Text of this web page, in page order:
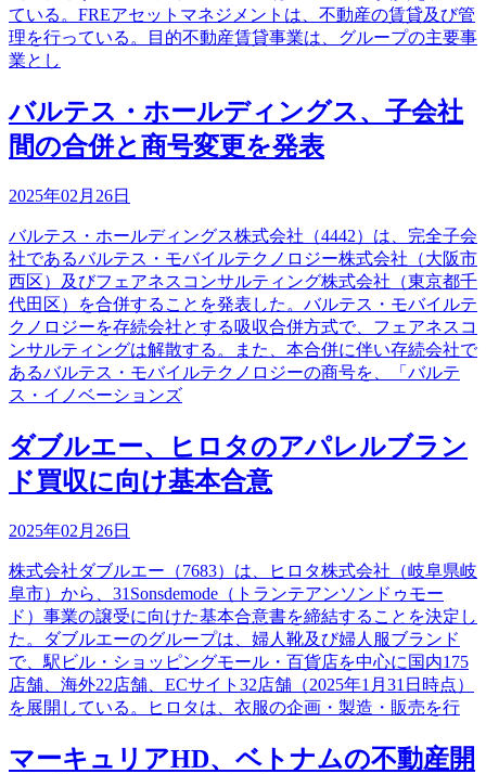
ている。FREアセットマネジメントは、不動産の賃貸及び管
理を行っている。目的不動産賃貸事業は、グループの主要事
業とし
バルテス・ホールディングス、子会社
間の合併と商号変更を発表
2025年02月26日
バルテス・ホールディングス株式会社（4442）は、完全子会
社であるバルテス・モバイルテクノロジー株式会社（大阪市
西区）及びフェアネスコンサルティング株式会社（東京都千
代田区）を合併することを発表した。バルテス・モバイルテ
クノロジーを存続会社とする吸収合併方式で、フェアネスコ
ンサルティングは解散する。また、本合併に伴い存続会社で
あるバルテス・モバイルテクノロジーの商号を、「バルテ
ス・イノベーションズ
ダブルエー、ヒロタのアパレルブラン
ド買収に向け基本合意
2025年02月26日
株式会社ダブルエー（7683）は、ヒロタ株式会社（岐阜県岐
阜市）から、31Sonsdemode（トランテアンソンドゥモー
ド）事業の譲受に向けた基本合意書を締結することを決定し
た。ダブルエーのグループは、婦人靴及び婦人服ブランド
で、駅ビル・ショッピングモール・百貨店を中心に国内175
店舗、海外22店舗、ECサイト32店舗（2025年1月31日時点）
を展開している。ヒロタは、衣服の企画・製造・販売を行
マーキュリアHD、ベトナムの不動産開